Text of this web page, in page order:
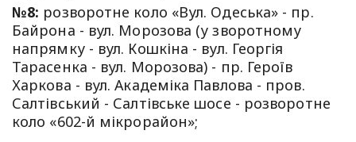
№8: розворотне коло «Вул. Одеська» - пр.
Байрона - вул. Морозова (у зворотному
напрямку - вул. Кошкіна - вул. Георгія
Тарасенка - вул. Морозова) - пр. Героїв
Харкова - вул. Академіка Павлова - пров.
Салтівський - Салтівське шосе - розворотне
коло «602-й мікрорайон»;